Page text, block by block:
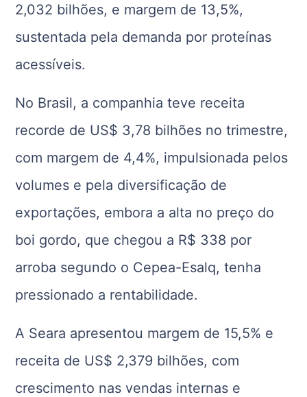
2,032 bilhões, e margem de 13,5%,
sustentada pela demanda por proteínas
acessíveis.
No Brasil, a companhia teve receita
recorde de US$ 3,78 bilhões no trimestre,
com margem de 4,4%, impulsionada pelos
volumes e pela diversificação de
exportações, embora a alta no preço do
boi gordo, que chegou a R$ 338 por
arroba segundo o Cepea-Esalq, tenha
pressionado a rentabilidade.
A Seara apresentou margem de 15,5% e
receita de US$ 2,379 bilhões, com
crescimento nas vendas internas e